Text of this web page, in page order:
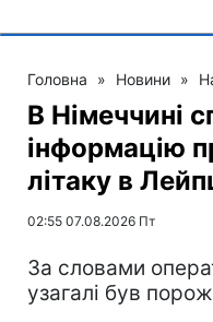
Головна » Новини »
В Німеччині
інформацію
літаку в
02:55 07.08.2026 Пт
За словами
узагалі був